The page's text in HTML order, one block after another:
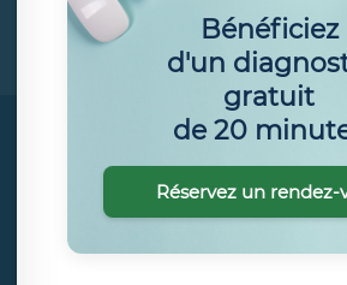
Bénéficiez
d'un
gratuit
de 20
Réservez un rendez-